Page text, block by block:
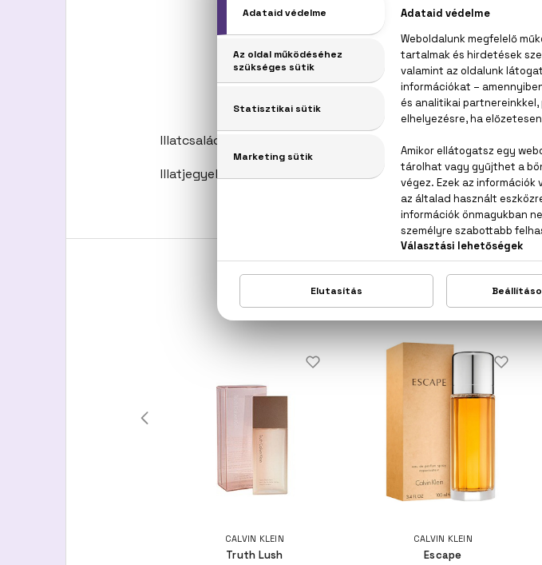
Calvin Klein
Illatcsalád: Orientális-vaníliás
Illatjegyek: Rózsa, jázmin, gyöngyvirág, eukaliptusz
NEKED
CALVIN KLEIN
Truth Lush
CALVIN KLEIN
Escape